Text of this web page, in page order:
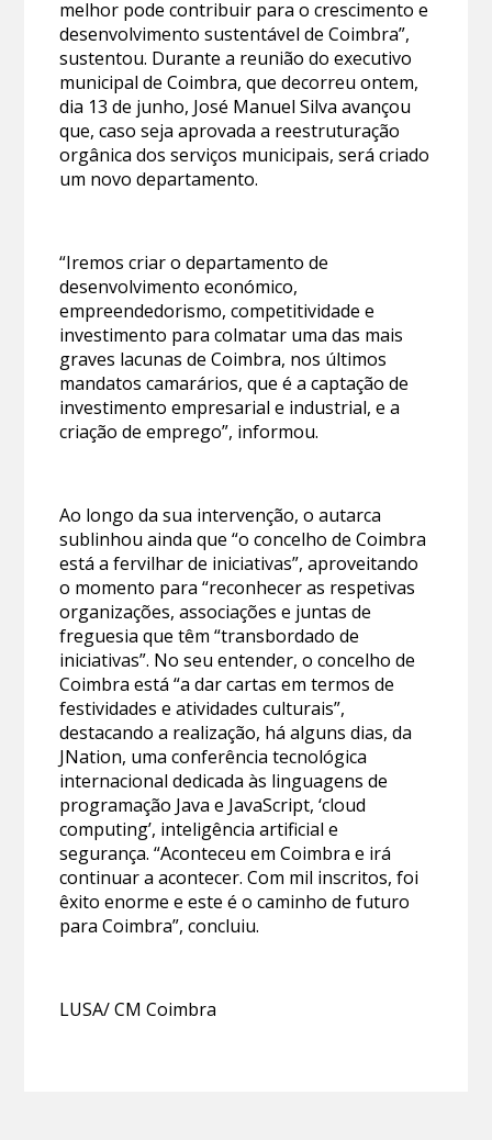
melhor pode contribuir para o crescimento e
desenvolvimento sustentável de Coimbra”,
sustentou. Durante a reunião do executivo
municipal de Coimbra, que decorreu ontem,
dia 13 de junho, José Manuel Silva avançou
que, caso seja aprovada a reestruturação
orgânica dos serviços municipais, será criado
um novo departamento.
“Iremos criar o departamento de
desenvolvimento económico,
empreendedorismo, competitividade e
investimento para colmatar uma das mais
graves lacunas de Coimbra, nos últimos
mandatos camarários, que é a captação de
investimento empresarial e industrial, e a
criação de emprego”, informou.
Ao longo da sua intervenção, o autarca
sublinhou ainda que “o concelho de Coimbra
está a fervilhar de iniciativas”, aproveitando
o momento para “reconhecer as respetivas
organizações, associações e juntas de
freguesia que têm “transbordado de
iniciativas”. No seu entender, o concelho de
Coimbra está “a dar cartas em termos de
festividades e atividades culturais”,
destacando a realização, há alguns dias, da
JNation, uma conferência tecnológica
internacional dedicada às linguagens de
programação Java e JavaScript, ‘cloud
computing’, inteligência artificial e
segurança. “Aconteceu em Coimbra e irá
continuar a acontecer. Com mil inscritos, foi
êxito enorme e este é o caminho de futuro
para Coimbra”, concluiu.
LUSA/ CM Coimbra